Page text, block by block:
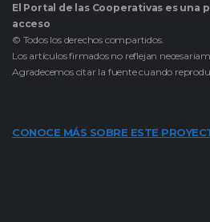
El Portal de las Cooperativas es
acceso
© Todos los derechos compartidos.
Los artículos firmados no reflejan
Agradecemos citar la fuente cuando
CONOCE MÁS SOBRE ESTE